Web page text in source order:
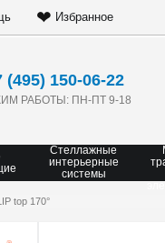
❤ Избранное
(495) 150-06-22
РАБОТЫ: ПН-ПТ 9-18
Стеллажные
интерьерные
системы
top 170°